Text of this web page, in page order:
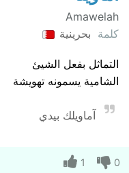
Amawelah
كلمة بحرينية
التماثل بفعل الشيئ
الشامية يسمونه تهويشة
آماويلك بيدي
0
1